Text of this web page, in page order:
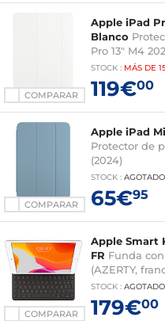
COMPARAR
Apple iPad
Blanco
Pro 13" M4
STOCK : MÁS DE
119€00
COMPARAR
Apple iPad
Protector de
(2024)
STOCK : AGOTADO
65€95
COMPARAR
Apple Smart
FR Funda con
(AZERTY,
STOCK : AGOTADO
179€00